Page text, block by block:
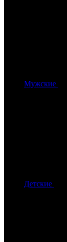
Мужские
Детские